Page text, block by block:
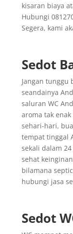
kisaran biaya
Hubungi
Segera, kami
Sedot
Jangan tunggu
seandainya
saluran WC
aroma tak
sehari-hari,
tempat tinggal
sekali dalam
sehat
bilamana
hubungi jasa
Sedot